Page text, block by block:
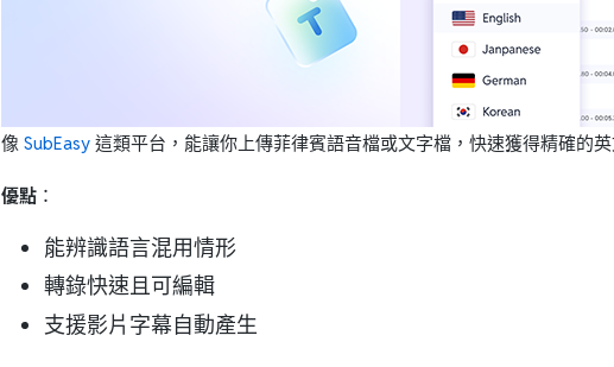
像 SubEasy 這類平台，能讓你上傳菲律賓語音檔或文字檔，快速獲得精確的
優點 ：
能辨識語言混用情形
轉錄快速且可編輯
支援影片字幕自動產生